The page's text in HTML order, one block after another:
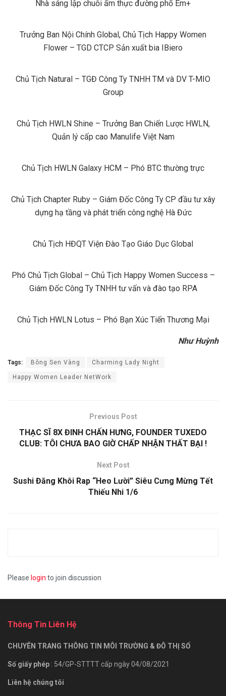
Nhà sáng lập chuỗi ẩm thực đường phố Em+
Trưởng Ban Nội Chính Global, Chủ Tịch Happy Women
Flower – TGD CTCP Sản xuất bia IBiero
Chủ Tịch Natural – TGĐ Công Ty TNHH TM và DV T-MIO
Group
Chủ Tịch HWLN Shine – Trưởng Ban Chiến Lược HWLN,
Quản lý cấp cao Manulife Việt Nam
Chủ Tịch HWLN Galaxy HCM – Phó BTC thường trực
Chủ Tịch Chapter Ruby – Giám Đốc Công Ty CP đầu tư xây
dựng hạ tầng và phát triển công nghệ Hà Đức
Chủ Tịch HĐQT Viện Đào Tạo Giáo Dục Global
Phó Chủ Tịch Global – Chủ Tịch Happy Women Success –
Giám Đốc Công Ty TNHH tư vấn và đào tạo RPA
Chủ Tịch HWLN Lotus – Phó Bạn Xúc Tiến Thương Mại
Như Huỳnh
Tags: Bông Sen Vàng Charming Lady Night
Happy Women Leader NetWork
Previous Post
THẠC SĨ 8X ĐINH CHẤN HƯNG, FOUNDER TUXEDO
CLUB: TÔI CHƯA BAO GIỜ CHẤP NHẬN THẤT BẠI !
Next Post
Sushi Đăng Khôi Rap “Heo Lười” Siêu Cưng Mừng Tết
Thiếu Nhi 1/6
Please login to join discussion
Thông Tin Liên Hệ
CHUYÊN TRANG THÔNG TIN MÔI TRƯỜNG & ĐÔ THỊ SỐ
Số giấy phép : 54/GP-STTTT cấp ngày 04/08/2021
Liên hệ chúng tôi